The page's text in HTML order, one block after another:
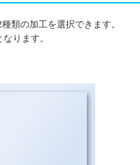
類の加工を選択できます。
ります。